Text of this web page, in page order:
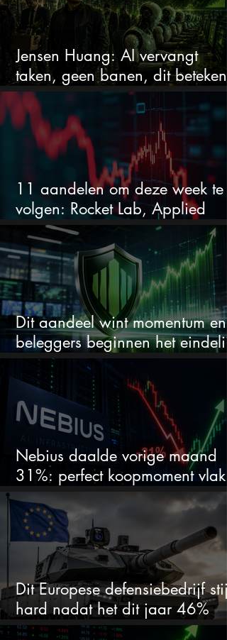
Jensen Huang: AI vervangt
taken, geen banen, dit betekent
het voor AI-aandelen
11 aandelen om deze week te
volgen: Rocket Lab, Applied
Materials en de zwaarste AI-test
Dit aandeel wint momentum en
beleggers beginnen het eindelijk
te zien
Nebius daalde vorige maand
31%: perfect koopmoment vlak
voor kwartaalcijfers?
Dit Europese defensiebedrijf
hard nadat het dit jaar 46%
daalde: mooie koopkans?